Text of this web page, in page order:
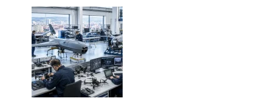
înceapă în toamna acestui an